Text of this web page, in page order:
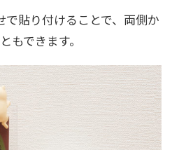
貼り付けることで、両側か
もできます。